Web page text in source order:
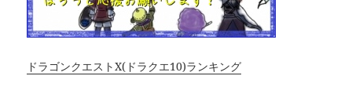
ドラゴンクエストX(ドラクエ10)ランキング